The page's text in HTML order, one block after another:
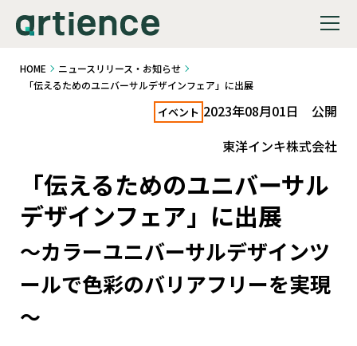
HOME
ニュースリリース・お知らせ
「伝えるためのユニバーサルデザインフェア」に出展
イベント 2023年08月01日 公開
東洋インキ株式会社
「伝えるためのユニバーサル
デザインフェア」に出展
～カラーユニバーサルデザインツ
ールで色彩のバリアフリーを実現
～